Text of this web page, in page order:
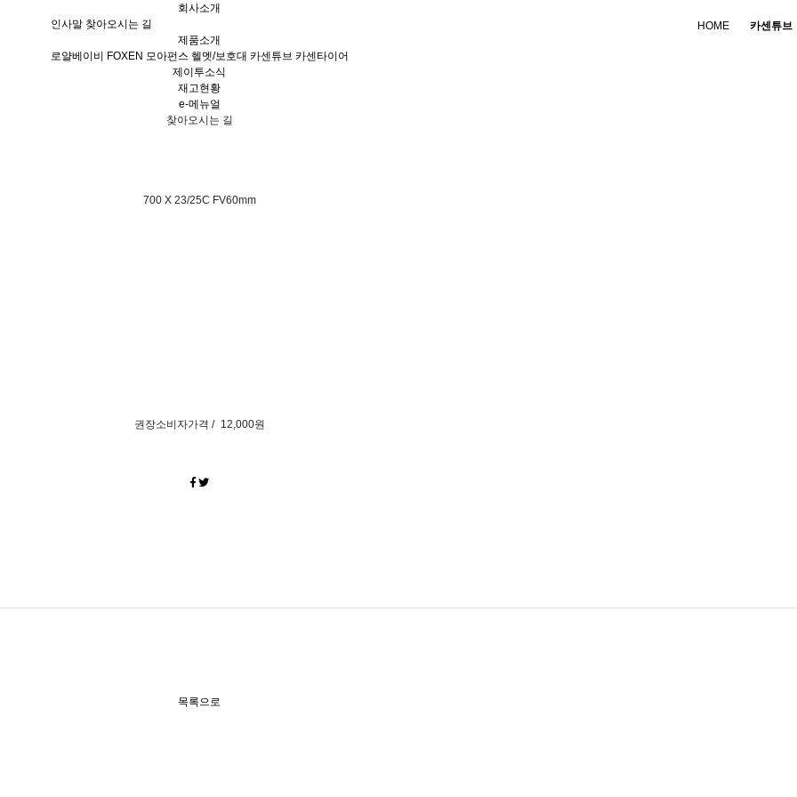
회사소개
인사말 찾아오시는 길
제품소개
로얄베이비
FOXEN 모아펀스 헬멧/보호대 카센튜브 카센타이어
제이투소식
재고현황
e-메뉴얼
찾아오시는 길
HOME 카센튜브
700 X 23/25C FV60mm
권장소비자가격 / 12,000원
목록으로